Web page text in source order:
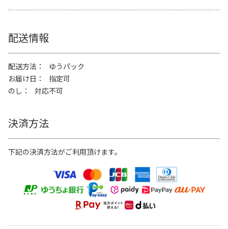
配送情報
配送方法
ゆうパック
お届け日
指定可
のし
対応不可
決済方法
下記の決済方法がご利用頂けます。